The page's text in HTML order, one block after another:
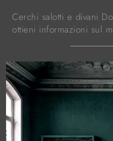
Cerchi salotti e divani
ottieni informazioni sul